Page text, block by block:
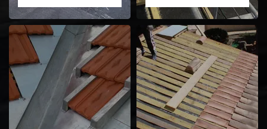
Etanchéité toiture
31
Réparation de
toiture 31